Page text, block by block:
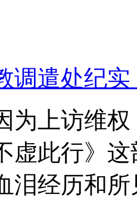
遣处纪实
为上访维
虚此行》
泪经历和